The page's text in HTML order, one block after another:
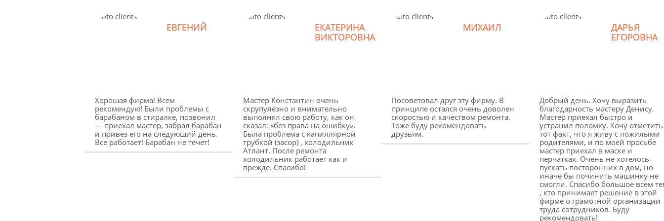
ЕВГЕНИЙ
Хорошая фирма! Всем
рекомендую! Были проблемы с
барабаном в стиралке, позвонил
— приехал мастер, забрал барабан
и привез его на следующий день.
Все работает! Барабан не течет!
ЕКАТЕРИНА
ВИКТОРОВНА
Мастер Константин очень
скрупулёзно и внимательно
выполнял свою работу, как он
сказал: «без права на ошибку».
Была проблема с капиллярной
трубкой (засор) , холодильник
Атлант. После ремонта
холодильник работает как и
прежде. Спасибо!
МИХАИЛ
Посоветовал друг эту фирму. В
принципе остался очень доволен
скоростью и качеством ремонта.
Тоже буду рекомендовать
друзьям.
ДАРЬЯ
ЕГОРОВНА
Добрый день. Хочу выразить
благодарность мастеру Денису.
Мастер приехал быстро и
устранил поломку. Хочу отметить
тот факт, что я живу с пожилыми
родителями, и по моей просьбе
мастер приехал в маске и
перчатках. Очень не хотелось
пускать посторонних в дом, но
иначе бы починить машинку не
смогли. Спасибо большое всем
, кто принимает решение в этой
фирме о грамотной организации
труда сотрудников. Буду
рекомендовать!